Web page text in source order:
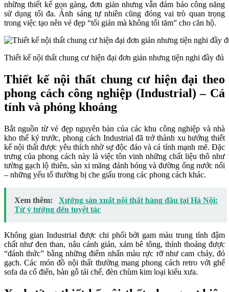
những thiết kế gọn gàng, đơn giản nhưng vẫn đảm bảo công năng
sử dụng tối đa. Ánh sáng tự nhiên cũng đóng vai trò quan trọng
trong việc tạo nên vẻ đẹp “tối giản mà không tối tăm” cho căn hộ.
Thiết kế nội thất chung cư hiện đại đơn giản nhưng tiện nghi đầy đủ
Thiết kế nội thất chung cư hiện đại theo
phong cách công nghiệp (Industrial) – Cá
tính và phóng khoáng
Bắt nguồn từ vẻ đẹp nguyên bản của các khu công nghiệp và nhà
kho thế kỷ trước, phong cách Industrial đã trở thành xu hướng thiết
kế nội thất được yêu thích nhờ sự độc đáo và cá tính mạnh mẽ. Đặc
trưng của phong cách này là việc tôn vinh những chất liệu thô như
tường gạch lộ thiên, sàn xi măng đánh bóng và đường ống nước nổi
– những yếu tố thường bị che giấu trong các phong cách khác.
Xem thêm:
Xưởng sản xuất nội thất hàng đầu tại Hà Nội:
Từ ý tưởng đến tuyệt tác
Không gian Industrial được chi phối bởi gam màu trung tính đậm
chất như đen than, nâu cánh gián, xám bê tông, thỉnh thoảng được
“đánh thức” bằng những điểm nhấn màu rực rỡ như cam cháy, đỏ
gạch. Các món đồ nội thất thường mang phong cách retro với ghế
sofa da cổ điển, bàn gỗ tái chế, đèn chùm kim loại kiểu xưa.